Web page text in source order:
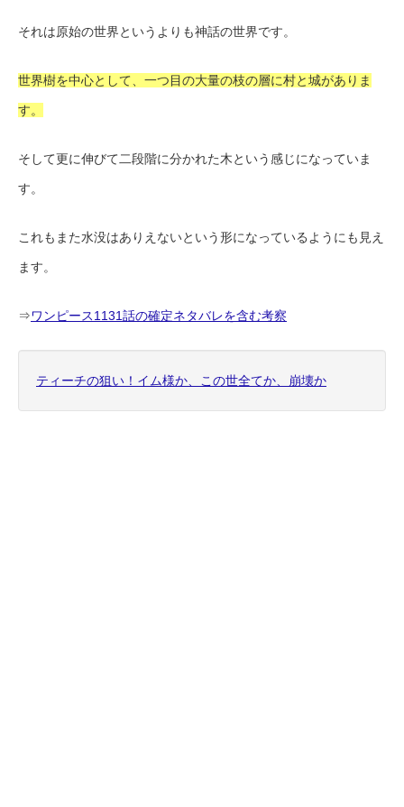
それは原始の世界というよりも神話の世界です。
世界樹を中心として、一つ目の大量の枝の層に村と城がありま
す。
そして更に伸びて二段階に分かれた木という感じになっていま
す。
これもまた水没はありえないという形になっているようにも見え
ます。
⇒ワンピース1131話の確定ネタバレを含む考察
ティーチの狙い！イム様か、この世全てか、崩壊か